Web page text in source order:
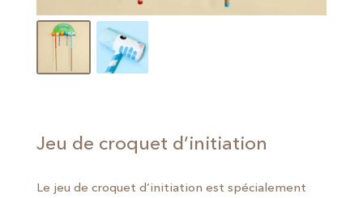
Jeu de croquet d’initiation
Le jeu de croquet d’initiation est spécialement